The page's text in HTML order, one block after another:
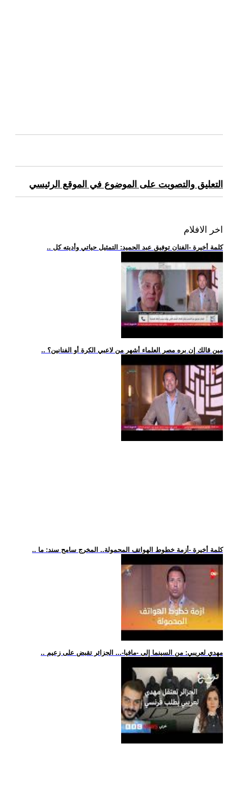
التعليق والتصويت على الموضوع في الموقع الرئيسي
اخر الافلام
.. كلمة أخيرة -الفنان توفيق عبد الحميد: التمثيل حياتي وأديته كل
.. مين قالك إن بره مصر العلماء أشهر من لاعبي الكرة أو الفنانين؟
.. كلمة أخيرة -أزمة خطوط الهواتف المحمولة.. المخرج سامح سند: ما
.. مهدي لعريبي: من السينما إلى -مافيا-... الجزائر تقبض على زعيم